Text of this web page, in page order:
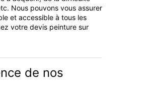
Nous pouvons vous assurer
et accessible à tous les
votre devis peinture sur
de nos